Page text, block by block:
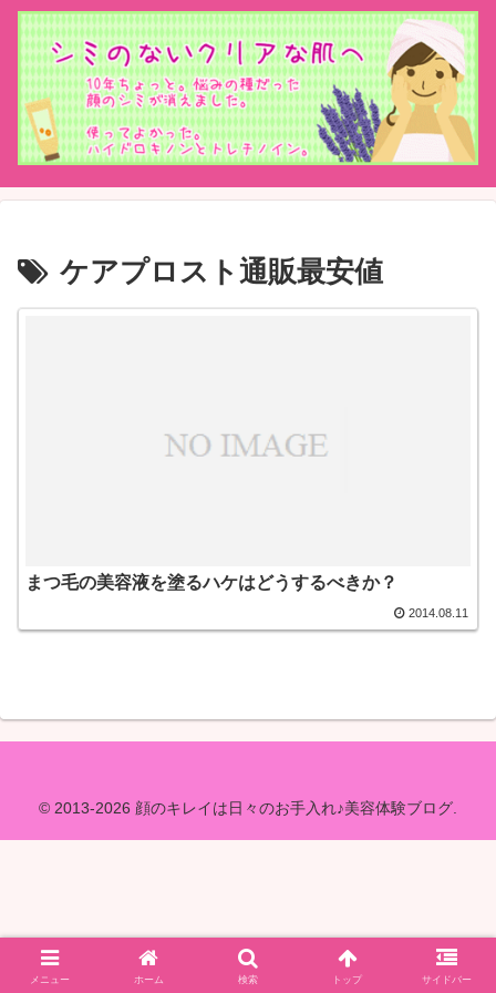
ケアプロスト通販最安値
まつ毛の美容液を塗るハケはどうするべきか？
2014.08.11
© 2013-2026 顔のキレイは日々のお手入れ♪美容体験ブログ.
メニュー ホーム 検索 トップ サイドバー